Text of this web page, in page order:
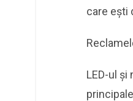
care ești
LED-ul